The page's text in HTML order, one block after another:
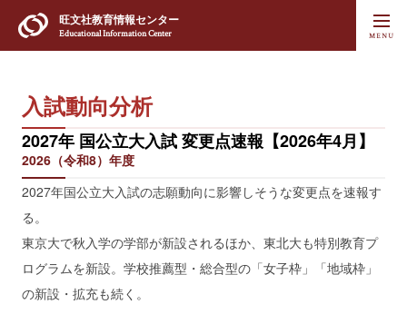
旺文社教育情報センター
Educational Information Center
入試動向分析
2027年 国公立大入試 変更点速報【2026年4月】
2026（令和8）年度
2027年国公立大入試の志願動向に影響しそうな変更点を速報す
る。
東京大で秋入学の学部が新設されるほか、東北大も特別教育プ
ログラムを新設。学校推薦型・総合型の「女子枠」「地域枠」
の新設・拡充も続く。